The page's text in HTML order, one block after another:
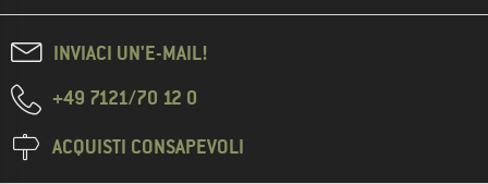
INVIACI UN'E-MAIL!
+49 7121/70 12 0
ACQUISTI CONSAPEVOLI